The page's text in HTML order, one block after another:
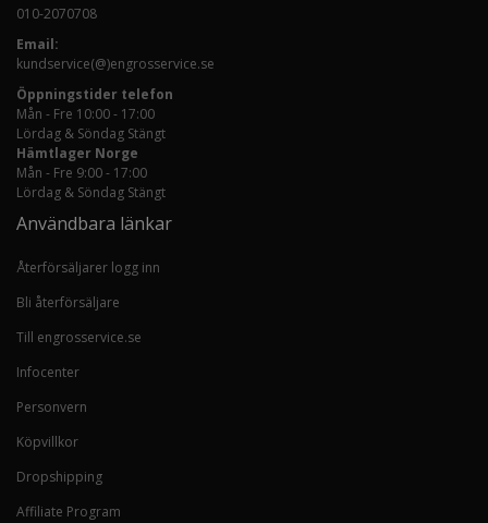
010-2070708
Email:
kundservice(@)engrosservice.se
Öppningstider telefon
Mån - Fre 10:00 - 17:00
Lördag & Söndag Stängt
Hämtlager Norge
Mån - Fre 9:00 - 17:00
Lördag & Söndag Stängt
Användbara länkar
Återförsäljarer logg inn
Bli återförsäljare
Till engrosservice.se
Infocenter
Personvern
Köpvillkor
Dropshipping
Affiliate Program